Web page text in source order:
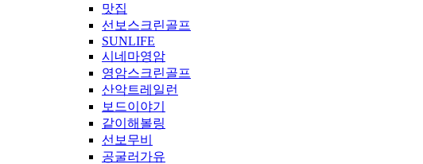
맛집
선보스크린골프
SUNLIFE
시네마영암
영암스크린골프
산악트레일런
보드이야기
같이해볼링
선보무비
공굴러가유